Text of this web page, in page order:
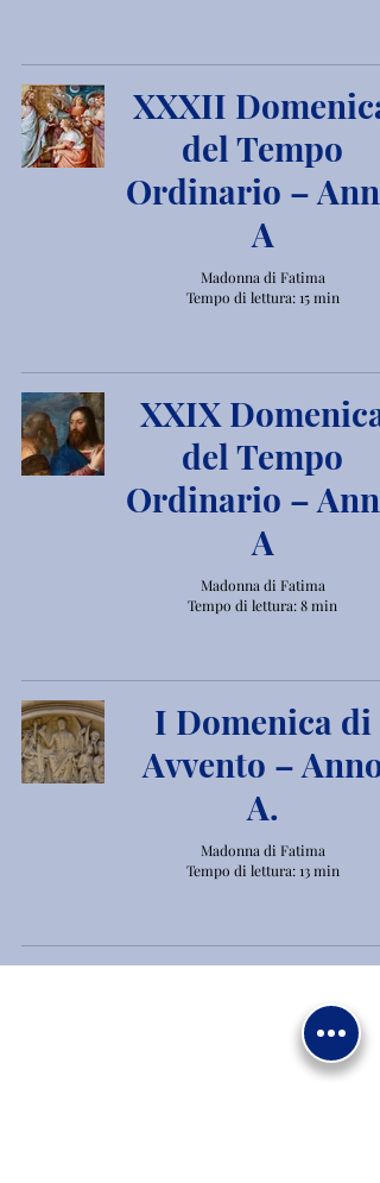
XXXII Domenica
del Tempo
Ordinario – Anno
A
Madonna di Fatima
Tempo di lettura: 15 min
XXIX Domenica
del Tempo
Ordinario – Anno
A
Madonna di Fatima
Tempo di lettura: 8 min
I Domenica di
Avvento – Anno
A.
Madonna di Fatima
Tempo di lettura: 13 min